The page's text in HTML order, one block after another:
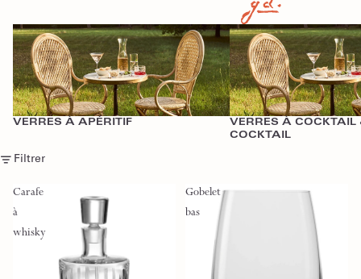
Verres à Apéritif
VERRES À APÉRITIF
Verres à Cocktail & Coupes
VERRES À COCKTAIL
COCKTAIL
Filtrer
Carafe
à
whisky
Gobelet
bas